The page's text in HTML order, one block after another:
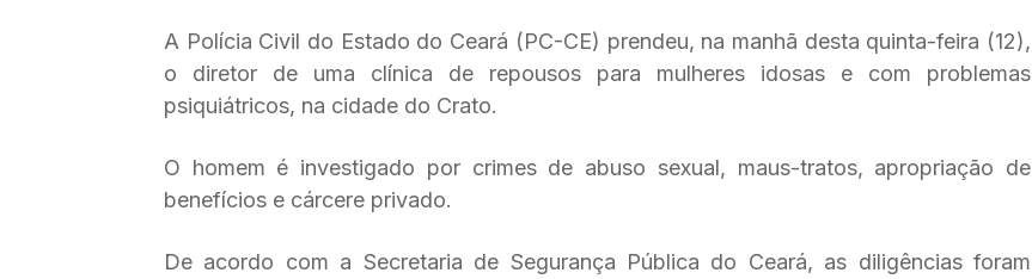
A Polícia Civil do Estado do Ceará (PC-CE) prendeu, na manhã desta quinta-feira (12),
o diretor de uma clínica de repousos para mulheres idosas e com problemas
psiquiátricos, na cidade do Crato.
O homem é investigado por crimes de abuso sexual, maus-tratos, apropriação de
benefícios e cárcere privado.
De acordo com a Secretaria de Segurança Pública do Ceará, as diligências foram